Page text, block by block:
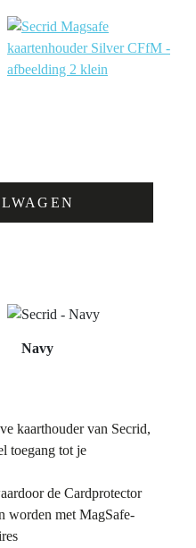
Navy
kaarthouder van Secrid,
toegang tot je
de Cardprotector
worden met MagSafe-